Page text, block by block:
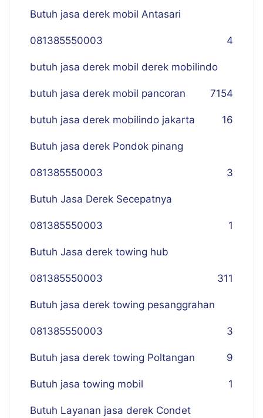
Butuh jasa derek mobil Antasari
081385550003 4
butuh jasa derek mobil derek mobilindo
154
butuh jasa derek mobil pancoran 7
butuh jasa derek mobilindo jakarta 16
Butuh jasa derek Pondok pinang
081385550003 3
Butuh Jasa Derek Secepatnya
081385550003 1
Butuh Jasa derek towing hub
081385550003 311
Butuh jasa derek towing pesanggrahan
081385550003 3
Butuh jasa derek towing Poltangan 9
Butuh jasa towing mobil 1
Butuh Layanan jasa derek Condet